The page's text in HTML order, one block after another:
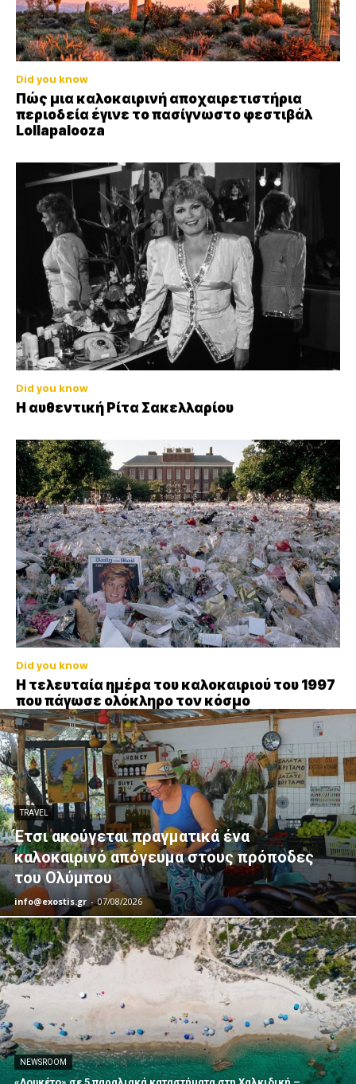
Did you know
Πώς μια καλοκαιρινή αποχαιρετιστήρια
περιοδεία έγινε το πασίγνωστο φεστιβάλ
Lollapalooza
Did you know
Η αυθεντική Ρίτα Σακελλαρίου
Did you know
Η τελευταία ημέρα του καλοκαιριού του 1997
που πάγωσε ολόκληρο τον κόσμο
TRAVEL
Έτσι ακούγεται πραγματικά ένα
καλοκαιρινό απόγευμα στους πρόποδες
του Ολύμπου
info@exostis.gr - 07/08/2026
NEWSROOM